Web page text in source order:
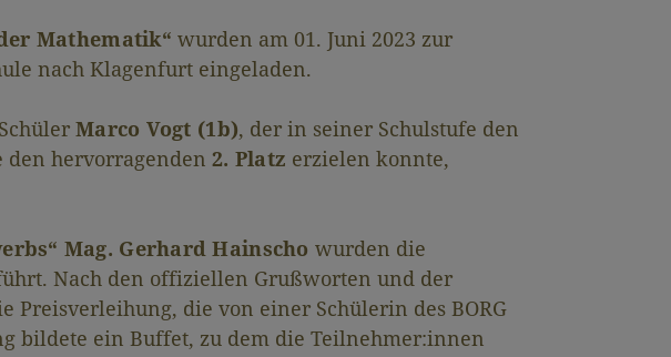
Mathematik“ wurden am 01. Juni 2023 zur
nach Klagenfurt eingeladen.
Marco Vogt (1b), der in seiner Schulstufe den
den hervorragenden2. Platz erzielen konnte,
Mag. Gerhard Hainscho wurden die
Nach den offiziellen Grußworten und der
die von einer Schülerin des BORG
bildete ein Buffet, zu dem die Teilnehmer:innen